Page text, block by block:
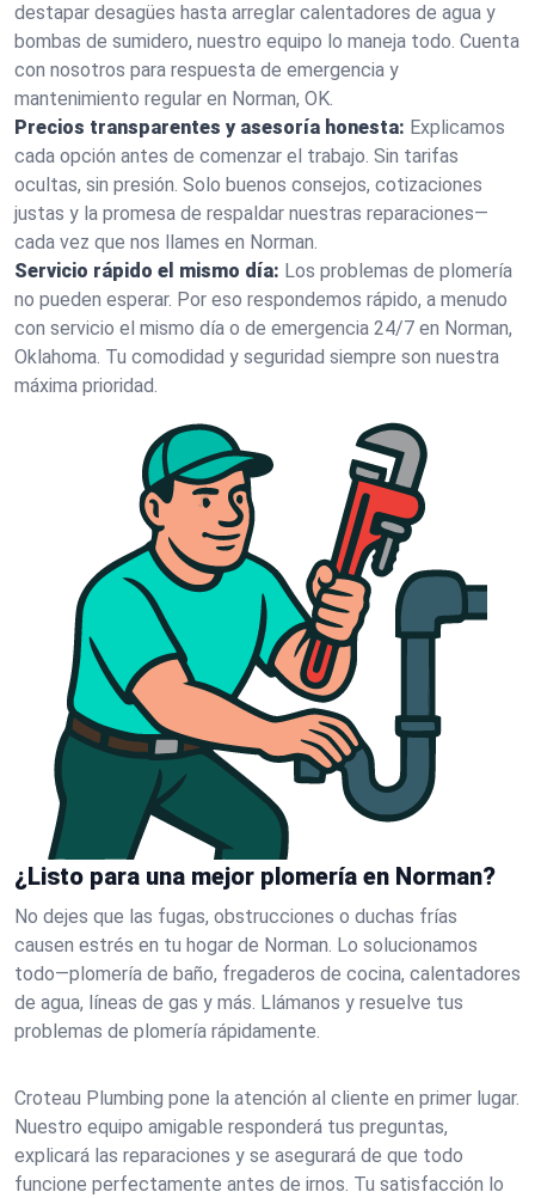
destapar desagües hasta arreglar calentadores de agua y
bombas de sumidero, nuestro equipo lo maneja todo. Cuenta
con nosotros para respuesta de emergencia y
mantenimiento regular en Norman, OK.
Precios transparentes y asesoría honesta: Explicamos
cada opción antes de comenzar el trabajo. Sin tarifas
ocultas, sin presión. Solo buenos consejos, cotizaciones
justas y la promesa de respaldar nuestras reparaciones—
cada vez que nos llames en Norman.
Servicio rápido el mismo día: Los problemas de plomería
no pueden esperar. Por eso respondemos rápido, a menudo
con servicio el mismo día o de emergencia 24/7 en Norman,
Oklahoma. Tu comodidad y seguridad siempre son nuestra
máxima prioridad.
¿Listo para una mejor plomería en Norman?
No dejes que las fugas, obstrucciones o duchas frías
causen estrés en tu hogar de Norman. Lo solucionamos
todo—plomería de baño, fregaderos de cocina, calentadores
de agua, líneas de gas y más. Llámanos y resuelve tus
problemas de plomería rápidamente.
Croteau Plumbing pone la atención al cliente en primer lugar.
Nuestro equipo amigable responderá tus preguntas,
explicará las reparaciones y se asegurará de que todo
funcione perfectamente antes de irnos. Tu satisfacción lo